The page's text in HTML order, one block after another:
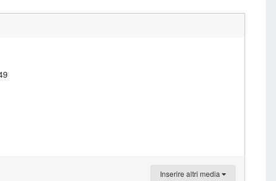
Inserire altri media